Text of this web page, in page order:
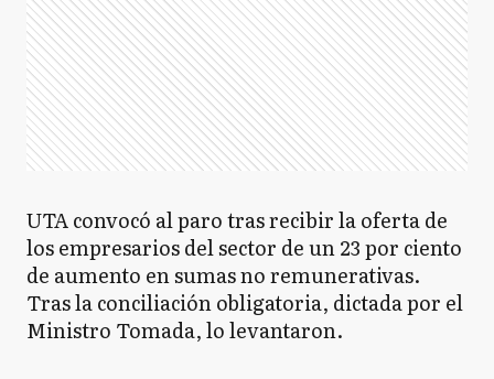
UTA convocó al paro tras recibir la oferta de
los empresarios del sector de un 23 por ciento
de aumento en sumas no remunerativas.
Tras la conciliación obligatoria, dictada por el
Ministro Tomada, lo levantaron.